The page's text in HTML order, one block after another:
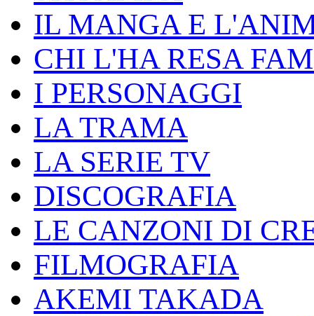
IL MANGA E
CHI L'HA RESA
I PERSONAGGI
LA TRAMA
LA SERIE TV
DISCOGRAFIA
LE CANZONI DI
FILMOGRAFIA
AKEMI TAKADA